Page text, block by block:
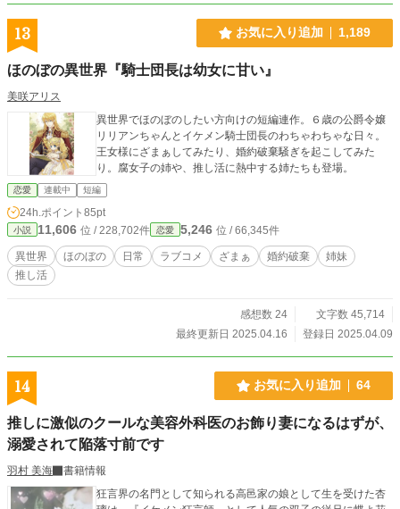
13 お気に入り追加 1,189
ほのぼの異世界『騎士団長は幼女に甘い』
美咲アリス
異世界でほのぼのしたい方向けの短編連作。６歳の公爵令嬢
リリアンちゃんとイケメン騎士団長のわちゃわちゃな日々。
王女様にざまぁしてみたり、婚約破棄騒ぎを起こしてみた
り。腐女子の姉や、推し活に熱中する姉たちも登場。
恋愛 連載中 短編
24h.ポイント 85pt
小説 11,606 位 / 228,702件 恋愛 5,246 位 / 66,345件
異世界 ほのぼの 日常 ラブコメ ざまぁ 婚約破棄
姉妹
推し活
感想数 24
文字数 45,714
最終更新日 2025.04.16
登録日 2025.04.09
14 お気に入り追加 64
推しに激似のクールな美容外科医のお飾り妻になるはずが、
溺愛されて陥落寸前です
羽村 美海
書籍情報
狂言界の名門として知られる高邑家の娘として生を受けた杏